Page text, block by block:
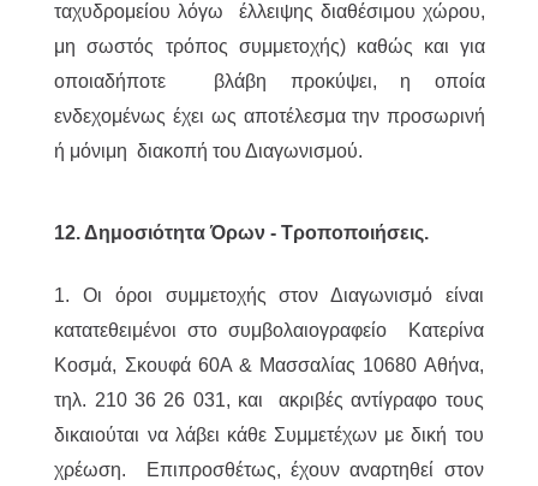
ταχυδρομείου λόγω έλλειψης διαθέσιμου χώρου,
μη σωστός τρόπος συμμετοχής) καθώς και για
οποιαδήποτε βλάβη προκύψει, η οποία
ενδεχομένως έχει ως αποτέλεσμα την προσωρινή
ή μόνιμη διακοπή του Διαγωνισμού.
12. Δημοσιότητα Όρων - Τροποποιήσεις.
1. Οι όροι συμμετοχής στον Διαγωνισμό είναι
κατατεθειμένοι στο συμβολαιογραφείο Κατερίνα
Κοσμά, Σκουφά 60Α & Μασσαλίας 10680 Αθήνα,
τηλ. 210 36 26 031, και ακριβές αντίγραφο τους
δικαιούται να λάβει κάθε Συμμετέχων με δική του
χρέωση. Επιπροσθέτως, έχουν αναρτηθεί στον